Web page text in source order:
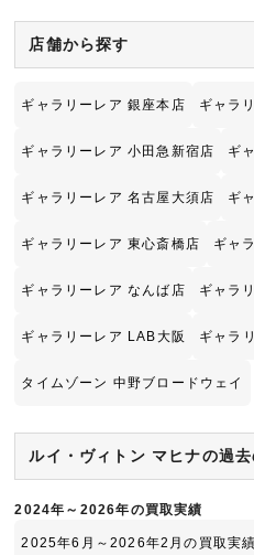
店舗から探す
ギャラリーレア 銀座本店 ギャラ
ギャラリーレア 小田急新宿店 ギ
ギャラリーレア 名古屋大須店 ギ
ギャラリーレア 東心斎橋店 ギャ
ギャラリーレア なんば店 ギャラ
ギャラリーレア LAB大阪 ギャラ
タイムゾーン 中野ブロードウェイ
ルイ・ヴィトン マヒナの過
2024年～2026年の買取実績
2025年6月～2026年2月の買取実績